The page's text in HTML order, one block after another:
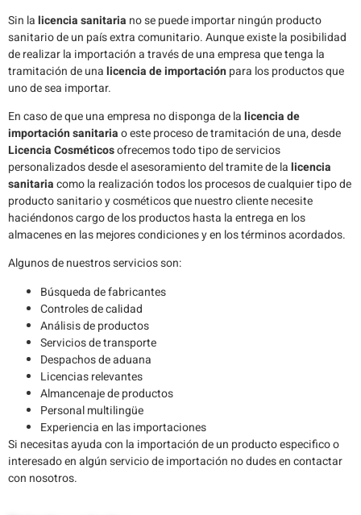
Sin lalicencia sanitaria no se puede importar ningún producto
sanitario de un país extra comunitario. Aunque existe la posibilidad
de realizar la importación a través de una empresa que tenga la
tramitación de unalicencia de importación para los productos que
uno de sea importar.
En caso de que una empresa no disponga de lalicencia de
importación sanitariao este proceso de tramitación de una, desde
Licencia Cosméticosofrecemos todo tipo de servicios
personalizados desde el asesoramiento del tramite de lalicencia
sanitariacomo la realización todos los procesos de cualquier tipo de
producto sanitario y cosméticos que nuestro cliente necesite
haciéndonos cargo de los productos hasta la entrega en los
almacenes en las mejores condiciones y en los términos acordados.
Algunos de nuestros servicios son:
Búsqueda de fabricantes
Controles de calidad
Análisis de productos
Servicios de transporte
Despachos de aduana
Licencias relevantes
Almancenaje de productos
Personal multilingüe
Experiencia en las importaciones
Si necesitas ayuda con la importación de un producto especifico o
interesado en algún servicio de importación no dudes en contactar
con nosotros.